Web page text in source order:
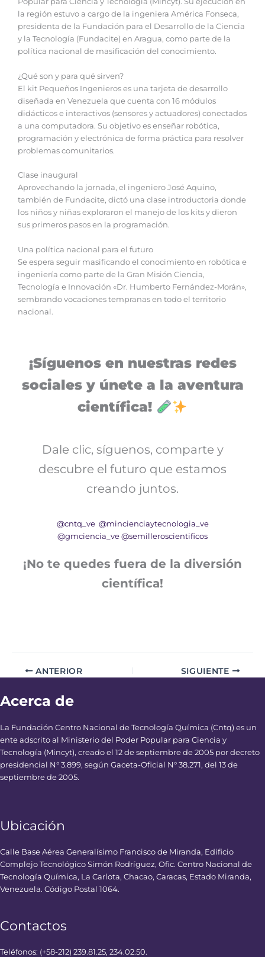
la región estuvo a cargo de la ingeniera América Fonseca,
presidenta de la Fundación para el Desarrollo de la Ciencia
y la Tecnología (Fundacite) en Aragua, como parte de la
política nacional de masificación del conocimiento.
¿Qué son y para qué sirven?
El kit Pequeños Ingenieros es una tarjeta de desarrollo
diseñada en Venezuela que cuenta con 16 módulos
didácticos e interactivos (sensores y actuadores) conectados
a una computadora. Su objetivo es enseñar robótica,
programación y electrónica de forma práctica para resolver
problemas comunitarios.
Clase inaugural
Aprovechando la jornada, el ingeniero José Aquino,
también de Fundacite, dictó una clase introductoria donde
los niños y niñas exploraron el manejo de los kits y dieron
sus primeros pasos en la programación.
Una política nacional para el futuro
Se espera seguir masificando el conocimiento en robótica e
ingeniería como parte de la Gran Misión Ciencia,
Tecnología e Innovación «Dr. Humberto Fernández-Morán»,
sembrando vocaciones tempranas en todo el territorio
nacional.
¡Síguenos en nuestras redes
sociales y únete a la aventura
científica!
Dale clic, síguenos, comparte y
descubre el futuro que estamos
creando juntos.
@cntq_ve @mincienciaytecnologia_ve
@gmciencia_ve @semilleroscientificos
¡No te quedes fuera de la diversión
científica!
ANTERIOR SIGUIENTE
Acerca de
La Fundación Centro Nacional de Tecnología Química (Cntq) es un
ente adscrito al Ministerio del Poder Popular para Ciencia y
Tecnología (Mincyt), creado el 12 de septiembre de 2005 por decreto
presidencial N° 3.899, según Gaceta-Oficial N° 38.271, del 13 de
septiembre de 2005.
Ubicación
Calle Base Aérea Generalísimo Francisco de Miranda, Edificio
Complejo Tecnológico Simón Rodríguez, Ofic. Centro Nacional de
Tecnología Química, La Carlota, Chacao, Caracas, Estado Miranda,
Venezuela. Código Postal 1064.
Contactos
Teléfonos: (+58-212) 239.81.25, 234.02.50.